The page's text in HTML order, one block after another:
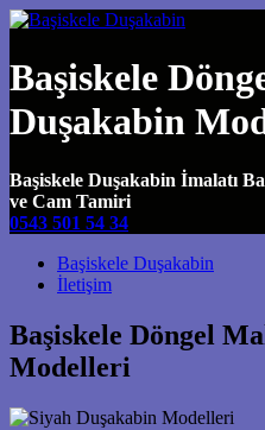
Başiskele
Duşakabin
Başiskele Duşakabin İmalatı
ve Cam Tamiri
0543 501 54 34
Main Navigation
Başiskele Duşakabin
İletişim
Başiskele Döngel
Modelleri